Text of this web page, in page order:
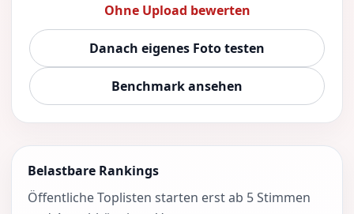
Ohne Upload bewerten
Danach eigenes Foto testen
Benchmark ansehen
Belastbare Rankings
Öffentliche Toplisten starten erst ab 5 Stimmen